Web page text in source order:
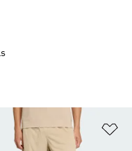
à la Liste de produits